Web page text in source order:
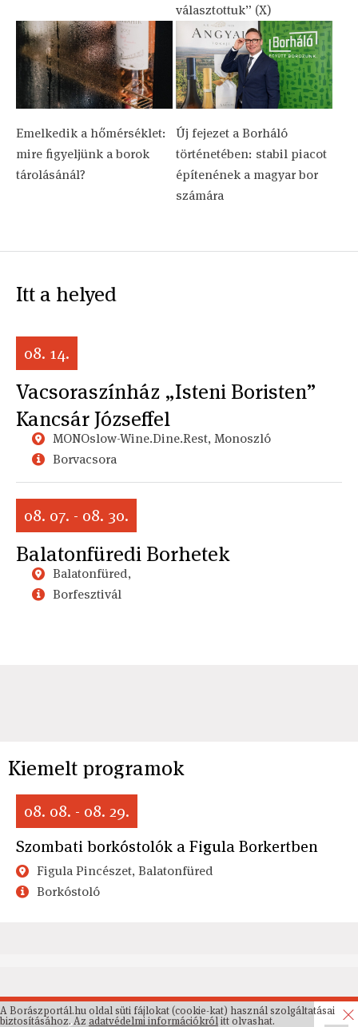
választottuk” (X)
Emelkedik a hőmérséklet:
mire figyeljünk a borok
tárolásánál?
Új fejezet a Borháló
történetében: stabil piacot
építenének a magyar bor
számára
Itt a helyed
08. 14.
Vacsoraszínház „Isteni Boristen”
Kancsár Józseffel
MONOslow-Wine.Dine.Rest, Monoszló
Borvacsora
08. 07. - 08. 30.
Balatonfüredi Borhetek
Balatonfüred,
Borfesztivál
Kiemelt programok
08. 08. - 08. 29.
Szombati borkóstolók a Figula Borkertben
Figula Pincészet, Balatonfüred
Borkóstoló
A Borászportál.hu oldal süti fájlokat (cookie-kat) használ szolgáltatásai
biztosításához. Az adatvédelmi információkrólitt olvashat.